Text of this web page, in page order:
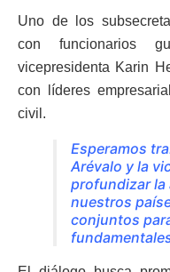
Uno de los
con funcionarios
vicepresidenta Karin
con líderes
civil.
Esperamos
Arévalo y la
profundizar la
nuestros
conjuntos